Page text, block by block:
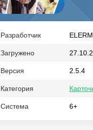
Разработчик
Загружено
Версия 2.5.4
Категория
Система 6+